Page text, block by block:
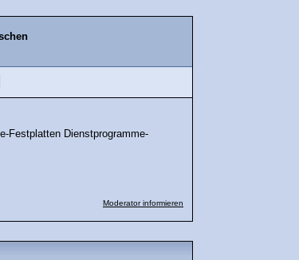
Festplatten Dienstprogramme-
Moderator informieren